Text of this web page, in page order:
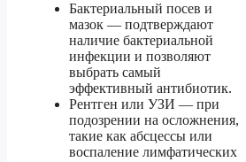
Бактериальный посев и
мазок — подтверждают
наличие бактериальной
инфекции и позволяют
выбрать самый
эффективный антибиотик.
Рентген или УЗИ — при
подозрении на осложнения,
такие как абсцессы или
воспаление лимфатических